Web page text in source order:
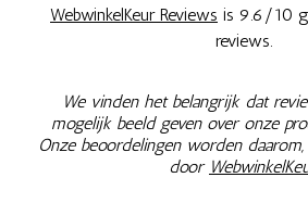
WebwinkelKeur Reviews is 9.6/10
reviews.
We vinden het belangrijk dat
mogelijk beeld geven over onze
Onze beoordelingen worden
door